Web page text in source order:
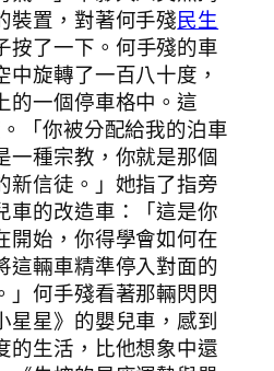
裝置，對著何手殘民生
按了一下。何手殘的車
旋轉了一百八十度，
的一個停車格中。這
「你被分配給我的泊車
一種宗教，你就是那個
新信徒。」她指了指旁
車的改造車：「這是你
開始，你得學會如何在
這輛車精準停入對面的
」何手殘看著那輛閃閃
星星》的嬰兒車，感到
的生活，比他想象中還